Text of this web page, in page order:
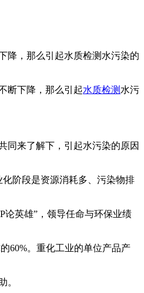
降，那么引起水质检测水污染的
断下降，那么引起水质检测 水污
来了解下，引起水污染的原因
阶段是资源消耗多、污染物排
英雄”，领导任命与环保业绩
60%。重化工业的单位产品产
。